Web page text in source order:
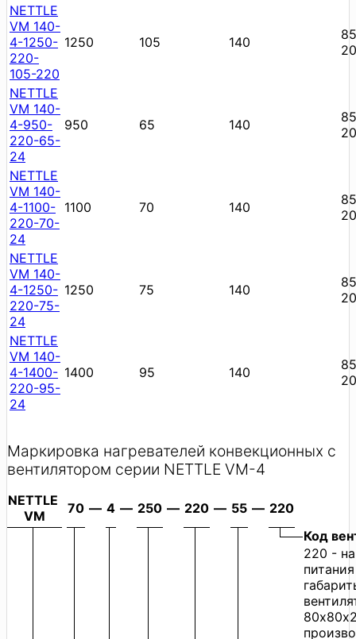
NETTLE
VM 140-
4-1250-
220-
105-220
1250 105 140
NETTLE
VM 140-
4-950-
220-65-
24
950 65 140
NETTLE
VM 140-
4-1100-
220-70-
24
1100 70 140
NETTLE
VM 140-
4-1250-
220-75-
24
1250 75 140
NETTLE
VM 140-
4-1400-
220-95-
24
1400 95 140
Маркировка нагревателей конвекционных с
вентилятором серии NETTLE VM-4
NETTLE
VM
70 — 4 — 250 — 220 — 55 — 220
Код
220 -